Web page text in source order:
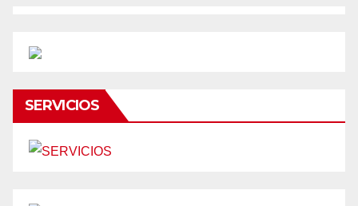
SERVICIOS